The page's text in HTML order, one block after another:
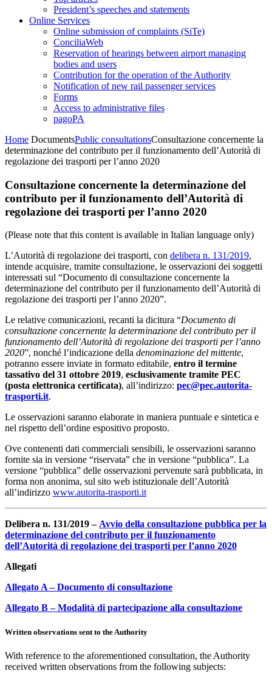
President’s speeches and statements
Online Services
Online submission of complaints (SiTe)
ConciliaWeb
Reservation of hearings between airport managing
bodies and users
Contribution for the operation of the Authority
Notification of new rail passenger services
Forms
Access to administrative files
pagoPA
Home DocumentsPublic consultationsConsultazione concernente la
determinazione del contributo per il funzionamento dell’Autorità di
regolazione dei trasporti per l’anno 2020
Consultazione concernente la determinazione del
contributo per il funzionamento dell’Autorità di
regolazione dei trasporti per l’anno 2020
(Please note that this content is available in Italian language only)
L’Autorità di regolazione dei trasporti, con delibera n. 131/2019,
intende acquisire, tramite consultazione, le osservazioni dei soggetti
interessati sul “Documento di consultazione concernente la
determinazione del contributo per il funzionamento dell’Autorità di
regolazione dei trasporti per l’anno 2020”.
Le relative comunicazioni, recanti la dicitura “Documento di
consultazione concernente la determinazione del contributo per il
funzionamento dell’Autorità di regolazione dei trasporti per l’anno
2020”, nonché l’indicazione della denominazione del mittente,
potranno essere inviate in formato editabile, entro il termine
tassativo del 31 ottobre 2019, esclusivamente tramite PEC
(posta elettronica certificata), all’indirizzo: pec@pec.autorita-
trasporti.it.
Le osservazioni saranno elaborate in maniera puntuale e sintetica e
nel rispetto dell’ordine espositivo proposto.
Ove contenenti dati commerciali sensibili, le osservazioni saranno
fornite sia in versione “riservata” che in versione “pubblica”. La
versione “pubblica” delle osservazioni pervenute sarà pubblicata, in
forma non anonima, sul sito web istituzionale dell’Autorità
all’indirizzo www.autorita-trasporti.it
Delibera n. 131/2019 –Avvio della consultazione pubblica per la
determinazione del contributo per il funzionamento
dell’Autorità di regolazione dei trasporti per l’anno 2020
Allegati
Allegato A – Documento di consultazione
Allegato B – Modalità di partecipazione alla consultazione
Written observations sent to the Authority
With reference to the aforementioned consultation, the Authority
received written observations from the following subjects: